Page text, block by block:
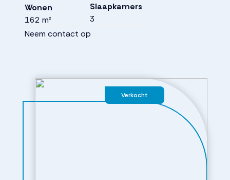
Verkocht
Wonen
162 m²
Slaapkamers
3
Neem contact op